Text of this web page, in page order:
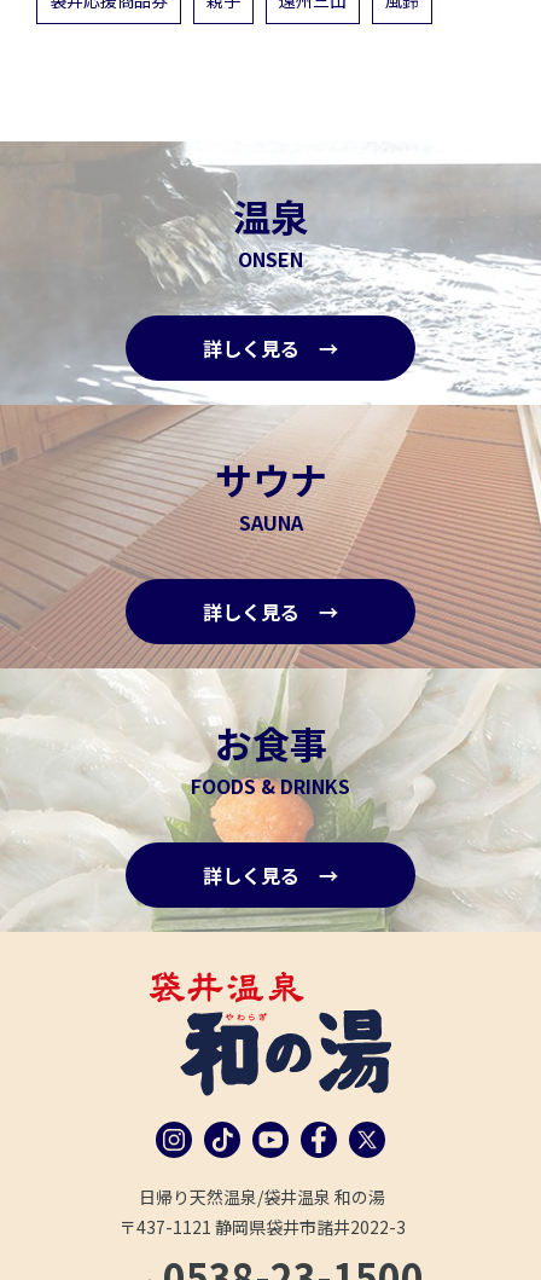
温泉
ONSEN
詳しく見る →
サウナ
SAUNA
詳しく見る →
お食事
FOODS & DRINKS
詳しく見る →
日帰り天然温泉/袋井温泉 和の湯
〒437-1121 静岡県袋井市諸井2022-3